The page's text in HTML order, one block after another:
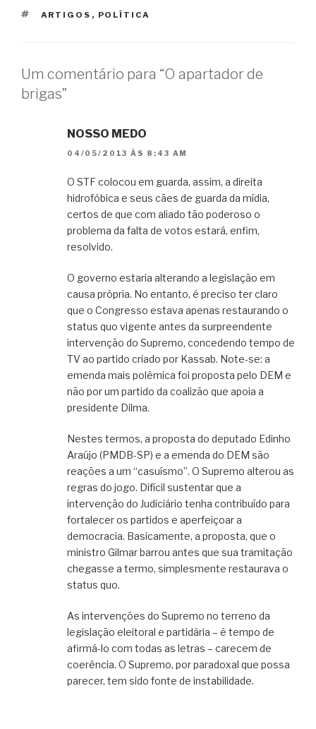
TAGS
ARTIGOS , POLÍTICA
Um comentário para “O apartador de
brigas”
NOSSO MEDO
04/05/2013 ÀS 8:43 AM
O STF colocou em guarda, assim, a direita
hidrofóbica e seus cães de guarda da mídia,
certos de que com aliado tão poderoso o
problema da falta de votos estará, enfim,
resolvido.
O governo estaria alterando a legislação em
causa própria. No entanto, é preciso ter claro
que o Congresso estava apenas restaurando o
status quo vigente antes da surpreendente
intervenção do Supremo, concedendo tempo de
TV ao partido criado por Kassab. Note-se: a
emenda mais polêmica foi proposta pelo DEM e
não por um partido da coalizão que apoia a
presidente Dilma.
Nestes termos, a proposta do deputado Edinho
Araújo (PMDB-SP) e a emenda do DEM são
reações a um “casuísmo”. O Supremo alterou as
regras do jogo. Difícil sustentar que a
intervenção do Judiciário tenha contribuído para
fortalecer os partidos e aperfeiçoar a
democracia. Basicamente, a proposta, que o
ministro Gilmar barrou antes que sua tramitação
chegasse a termo, simplesmente restaurava o
status quo.
As intervenções do Supremo no terreno da
legislação eleitoral e partidária – é tempo de
afirmá-lo com todas as letras – carecem de
coerência. O Supremo, por paradoxal que possa
parecer, tem sido fonte de instabilidade.